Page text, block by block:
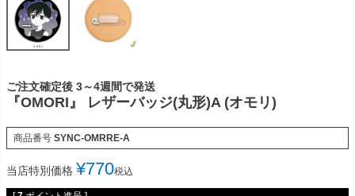
ご注文確定後 3～4週間で発送
『OMORI』 レザーバッジ(丸形)A (オモリ)
商品番号 SYNC-OMRRE-A
当店特別価格 ¥770税込